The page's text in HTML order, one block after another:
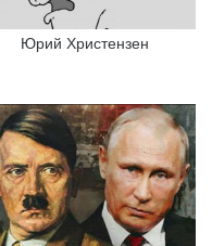
Юрий Христензен